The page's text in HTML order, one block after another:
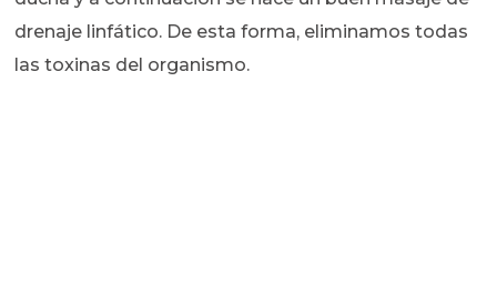
drenaje linfático. De esta forma, eliminamos todas
las toxinas del organismo.